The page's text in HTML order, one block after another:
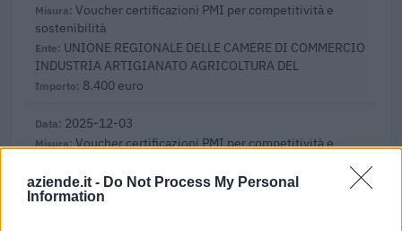
aziende.it - Do Not Process My Personal
Information
Voucher certificazioni PMI per competitività e
sostenibilità
UNIONE REGIONALE DELLE CAMERE DI COMMERCIO
INDUSTRIA ARTIGIANATO AGRICOLTURA DEL
8.400 euro
2025-12-03
Voucher certificazioni PMI per competitività e
UNIONE REGIONALE DELLE CAMERE DI COMMERCIO
INDUSTRIA ARTIGIANATO AGRICOLTURA DEL